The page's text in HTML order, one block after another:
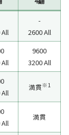
-
2600 All
9600
3200 All
満貫※1
満貫